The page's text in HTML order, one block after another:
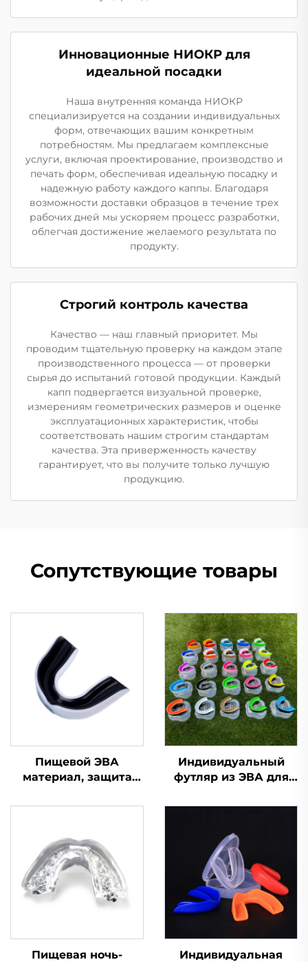
Инновационные НИОКР для
идеальной посадки
Наша внутренняя команда НИОКР
специализируется на создании индивидуальных
форм, отвечающих вашим конкретным
потребностям. Мы предлагаем комплексные
услуги, включая проектирование, производство и
печать форм, обеспечивая идеальную посадку и
надежную работу каждого каппы. Благодаря
возможности доставки образцов в течение трех
рабочих дней мы ускоряем процесс разработки,
облегчая достижение желаемого результата по
продукту.
Строгий контроль качества
Качество — наш главный приоритет. Мы
проводим тщательную проверку на каждом этапе
производственного процесса — от проверки
сырья до испытаний готовой продукции. Каждый
капп подвергается визуальной проверке,
измерениям геометрических размеров и оценке
эксплуатационных характеристик, чтобы
соответствовать нашим строгим стандартам
качества. Эта приверженность качеству
гарантирует, что вы получите только лучшую
продукцию.
Сопутствующие товары
Пищевой ЭВА
материал, защита
брекетов, боксерская
защитные
спортивные капы для
зубов
Индивидуальный
футляр из ЭВА для
боксерской капы, для
для зубов,
спортивные капы для
единоборств MMA,
защита от скрежета
зубами
Пищевая ночь- Индивидуальная